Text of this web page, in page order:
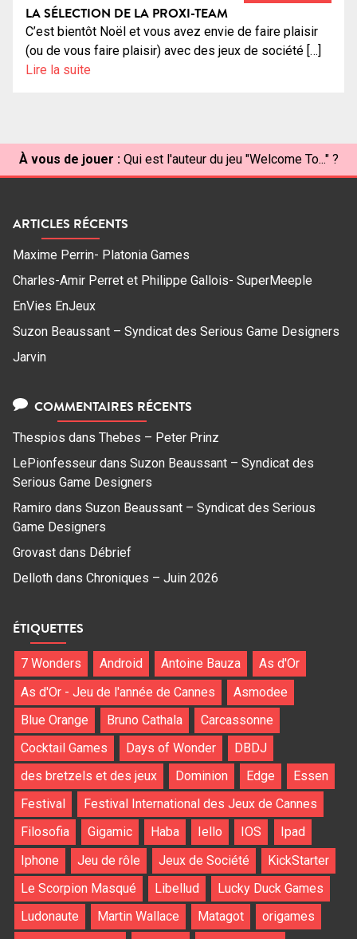
LA SÉLECTION DE LA PROXI-TEAM
C’est bientôt Noël et vous avez envie de faire plaisir
(ou de vous faire plaisir) avec des jeux de société […]
Lire la suite
À vous de jouer : Qui est l'auteur du jeu "Welcome To..." ?
ARTICLES RÉCENTS
Maxime Perrin- Platonia Games
Charles-Amir Perret et Philippe Gallois- SuperMeeple
EnVies EnJeux
Suzon Beaussant – Syndicat des Serious Game Designers
Jarvin
COMMENTAIRES RÉCENTS
Thespios dans Thebes – Peter Prinz
LePionfesseur dans Suzon Beaussant – Syndicat des
Serious Game Designers
Ramiro dans Suzon Beaussant – Syndicat des Serious
Game Designers
Grovast dans Débrief
Delloth dans Chroniques – Juin 2026
ÉTIQUETTES
7 Wonders Android Antoine Bauza
As d'Or
As d'Or - Jeu de l'année de Cannes
Asmodee
Blue Orange
Bruno Cathala
Carcassonne
Cocktail Games
Days of Wonder
DBDJ
des bretzels et des jeux
Dominion Edge
Essen
Festival
Festival International des Jeux de Cannes
Filosofia
Gigamic Haba Iello IOS
Ipad
Iphone
Jeu de rôle Jeux de Société
KickStarter
Le Scorpion Masqué
Libellud
Lucky Duck Games
Ludonaute
Martin Wallace Matagot
origames